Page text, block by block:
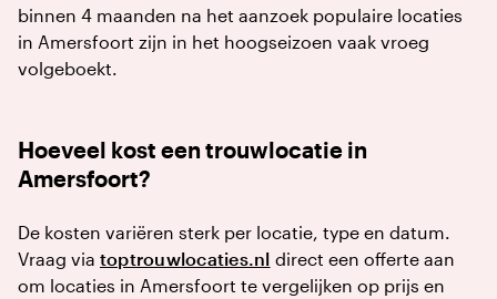
binnen 4 maanden na het aanzoek populaire locaties
in Amersfoort zijn in het hoogseizoen vaak vroeg
volgeboekt.
Hoeveel kost een trouwlocatie in
Amersfoort?
De kosten variëren sterk per locatie, type en datum.
Vraag via toptrouwlocaties.nl direct een offerte aan
om locaties in Amersfoort te vergelijken op prijs en